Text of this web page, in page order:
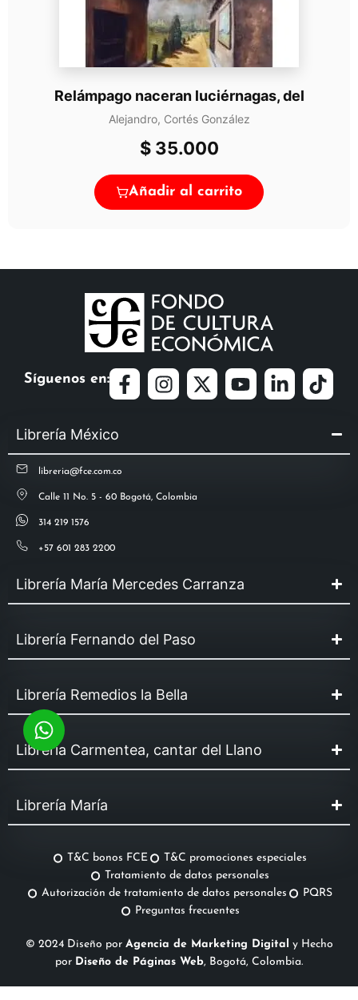
Relámpago naceran luciérnagas, del
Alejandro, Cortés González
$35.000
Añadir al carrito
Síguenos en:
Librería México
libreria@fce.com.co
Calle 11 No. 5 - 60 Bogotá, Colombia
314 219 1576
+57 601 283 2200
Librería María Mercedes Carranza
Librería Fernando del Paso
Librería Remedios la Bella
Librería Carmentea, cantar del Llano
Librería María
T&C bonos FCE
T&C promociones especiales
Tratamiento de datos personales
Autorización de tratamiento de datos personales
PQRS
Preguntas frecuentes
© 2024 Diseño por Agencia de Marketing Digital y Hecho
por Diseño de Páginas Web, Bogotá, Colombia.